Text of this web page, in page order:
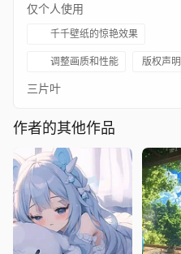
仅个人使用
千千壁纸的惊艳效果
调整画质和性能 版权声明
三片叶
作者的其他作品